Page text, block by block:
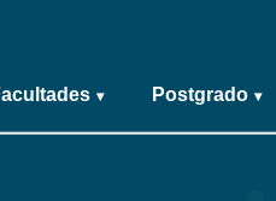
▾ Postgrado ▾